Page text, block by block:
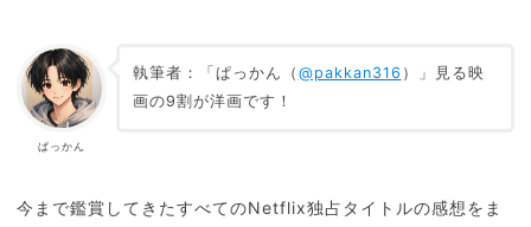
ぱっかん
執筆者：「ぱっかん（ @pakkan316 ）」見る映
画の9割が洋画です！
今まで鑑賞してきたすべてのNetflix独占タイトルの感想をま